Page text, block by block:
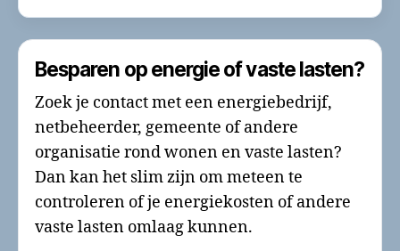
Besparen op energie of vaste lasten?
Zoek je contact met een energiebedrijf,
netbeheerder, gemeente of andere
organisatie rond wonen en vaste lasten?
Dan kan het slim zijn om meteen te
controleren of je energiekosten of andere
vaste lasten omlaag kunnen.